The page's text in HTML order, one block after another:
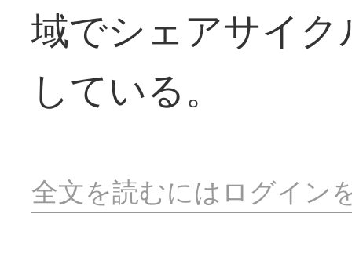
域でシェアサイ
している。
全文を読むにはログイン